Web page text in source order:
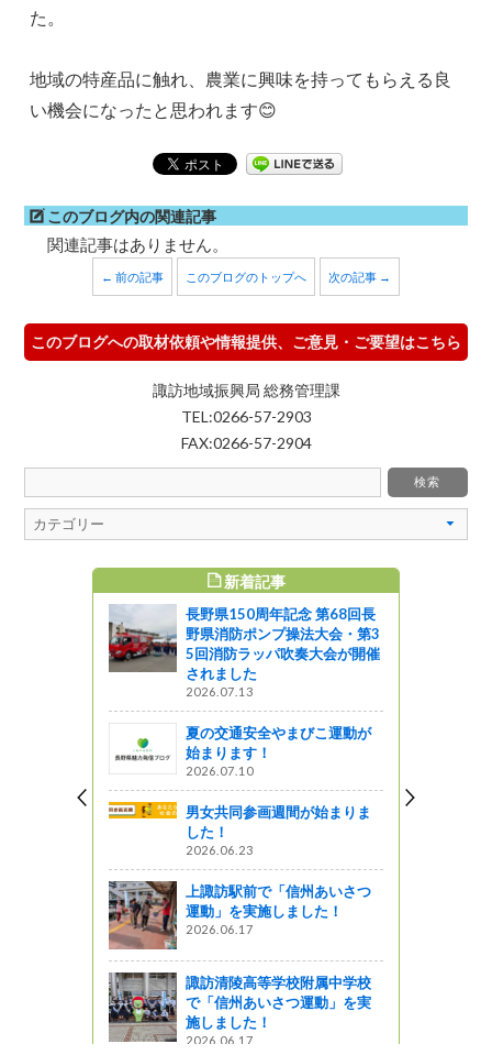
た。
地域の特産品に触れ、農業に興味を持ってもらえる良
い機会になったと思われます😊
このブログ内の関連記事
関連記事はありません。
← 前の記事 このブログのトップへ 次の記事 →
このブログへの取材依頼や情報提供、ご意見・ご要望はこちら
諏訪地域振興局 総務管理課
TEL:0266-57-2903
FAX:0266-57-2904
新着記事
長野県150周年記念 第68回長
野県消防ポンプ操法大会・第3
5回消防ラッパ吹奏大会が開催
されました
2026.07.13
夏の交通安全やまびこ運動が
始まります！
2026.07.10
男女共同参画週間が始まりま
した！
2026.06.23
上諏訪駅前で「信州あいさつ
運動」を実施しました！
2026.06.17
諏訪清陵高等学校附属中学校
で「信州あいさつ運動」を実
施しました！
2026.06.17